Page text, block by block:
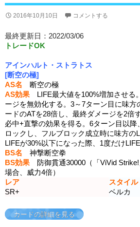
2016年10月10日 コメントする
最終更新日：2022/03/06
トレードOK
アインハルト・ストラトス
[断空の極]
AS名 断空の極
AS効果 LIFE最大値を100%増加させる
ージを無効化する。3～7ターン目に味方
ードのATを28倍し、最終ダメージを2倍
必中+直撃の効果を得る。6ターン目以
ロックし、フルブロック成立時に味方の
LIFEが30%以下になった際、1度だけ
BS名 神撃断空拳
BS効果 防御貫通30000（「ViVid
場合、威力4倍）
レア
スタイル
SR+
ベルカ
カードの詳細を見る